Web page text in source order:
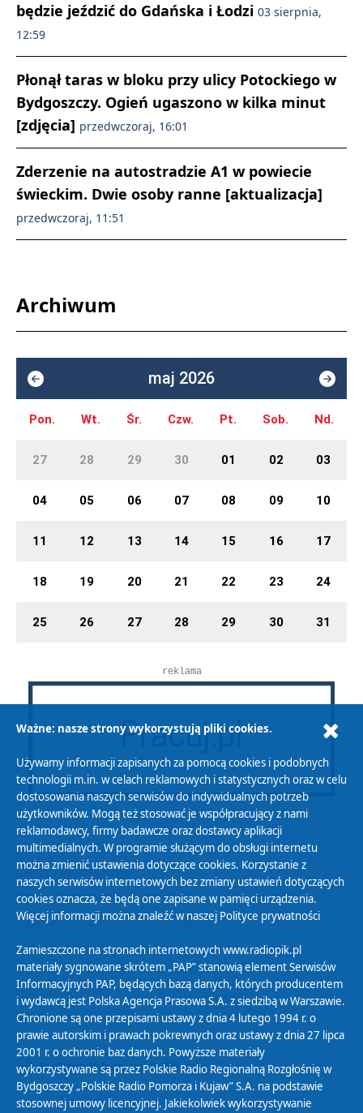
będzie jeździć do Gdańska i Łodzi 03 sierpnia,
12:59
Płonął taras w bloku przy ulicy Potockiego w
Bydgoszczy. Ogień ugaszono w kilka minut
[zdjęcia] przedwczoraj, 16:01
Zderzenie na autostradzie A1 w powiecie
świeckim. Dwie osoby ranne [aktualizacja]
przedwczoraj, 11:51
Archiwum
maj 2026
Pon. Wt. Śr. Czw. Pt. Sob. Nd.
27 28 29 30 01 02 03
04 05 06 07 08 09 10
11 12 13 14 15 16 17
18 19 20 21 22 23 24
25 26 27 28 29 30 31
reklama
Polityka Prywatności
Zasady korzystania z Serwisu
Organizacje Pożytku Publicznego
Cyfryzacja DAB+
Polityka ochrony danych osobowych
Abonament
Zamówienia publiczne
Biuletyn Informacji Publicznej
Ważne: nasze strony wykorzystują pliki cookies.
Używamy informacji zapisanych za pomocą cookies i podobnych
technologii m.in. w celach reklamowych i statystycznych oraz w celu
dostosowania naszych serwisów do indywidualnych potrzeb
użytkowników. Mogą też stosować je współpracujący z nami
reklamodawcy, firmy badawcze oraz dostawcy aplikacji
multimedialnych. W programie służącym do obsługi internetu
można zmienić ustawienia dotyczące cookies. Korzystanie z
naszych serwisów internetowych bez zmiany ustawień dotyczących
cookies oznacza, że będą one zapisane w pamięci urządzenia.
Więcej informacji można znaleźć w naszej Polityce prywatności
Zamieszczone na stronach internetowych www.radiopik.pl
materiały sygnowane skrótem „PAP” stanowią element Serwisów
Informacyjnych PAP, będących bazą danych, których producentem
i wydawcą jest Polska Agencja Prasowa S.A. z siedzibą w Warszawie.
Chronione są one przepisami ustawy z dnia 4 lutego 1994 r. o
prawie autorskim i prawach pokrewnych oraz ustawy z dnia 27 lipca
2001 r. o ochronie baz danych. Powyższe materiały
wykorzystywane są przez Polskie Radio Regionalną Rozgłośnię w
Bydgoszczy „Polskie Radio Pomorza i Kujaw” S.A. na podstawie
stosownej umowy licencyjnej. Jakiekolwiek wykorzystywanie